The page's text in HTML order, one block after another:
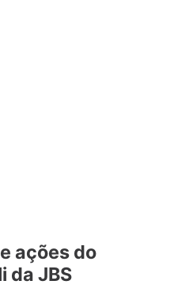
ações do
da JBS